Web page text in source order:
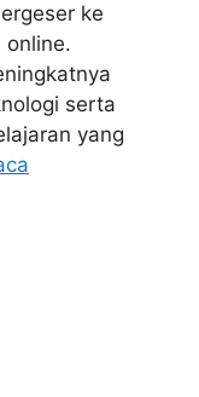
ke
serta
yang